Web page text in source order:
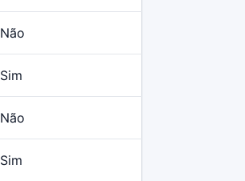
Não
Sim
Não
Sim